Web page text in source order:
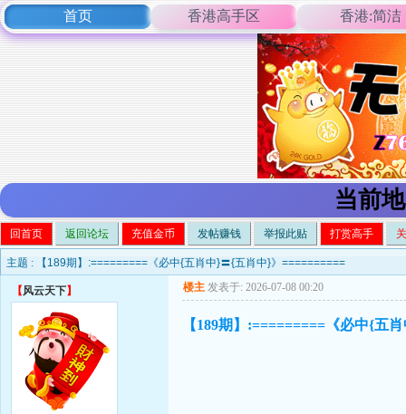
首页 香港高手区 香港:简洁
当前
回首页 返回论坛 充值金币 发帖赚钱 举报此贴 打赏高手
主题 : 【189期】:=========《必中{五肖中}〓{五肖中}》==========
【风云天下】 楼主 发表于: 2026-07-08 00:20
【189期】:=========《必中{五